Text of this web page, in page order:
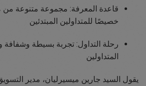
قاعدة المعرفة: مجموعة متنوعة من
خصيصًا للمتداولين المبتدئين
رحلة التداول: تجربة بسيطة وشفافة
المتداولين
يقول السيد جارين ميسيرليان، مدير